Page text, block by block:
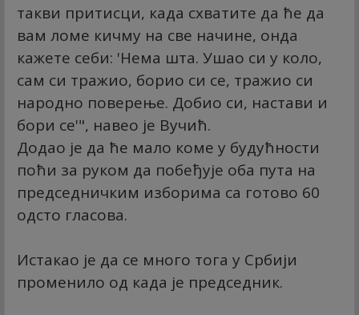
такви притисци, када схватите да ће да
вам ломе кичму на све начине, онда
кажете себи: 'Нема шта. Ушао си у коло,
сам си тражио, борио си се, тражио си
народно поверење. Добио си, настави и
бори се'", навео је Вучић.
Додао је да ће мало коме у будућности
поћи за руком да побеђује оба пута на
председничким изборима са готово 60
одсто гласова.
Истакао је да се много тога у Србији
променило од када је председник.